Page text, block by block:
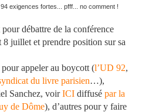
exigences fortes... pfff... no comment !
débattre de la conférence
juillet et prendre position sur sa
appeler au boycott (l’UD 92,
du livre parisien…),
Sanchez, voirICI diffusé par la
de Dôme), d’autres pour y faire